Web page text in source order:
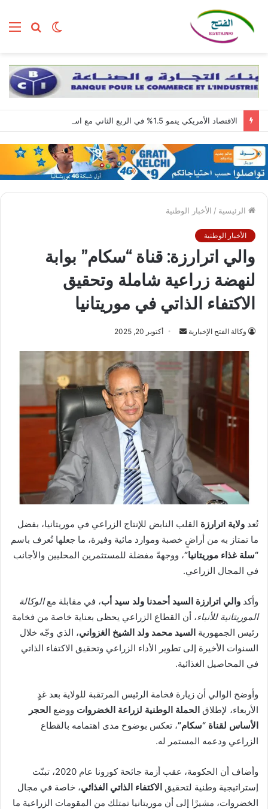
بحث الوضع
الرئيسية / الأخبار الوطنية
الأخبار الوطنية
والي اترارزة: قناة “سكام” بوابة
لنهضة زراعية شاملة وتحقيق
الاكتفاء الذاتي في موريتانيا
وكالة الفتح الإخبارية
أرسل
إلكترونيا
أكتوبر 20, 2025
تُعد ولاية اترارزة القلب النابض للإنتاج الزراعي في موريتانيا، بفضل
ما تمتاز به من أراضٍ خصبة وموارد مائية وفيرة، ما جعلها تُعرف باسم
“سلة غذاء موريتانيا”، ووجهةً مفضلة للمستثمرين المحليين والأجانب
في المجال الزراعي.
وأكد والي اترارزة السيد أحمدنا ولد سيد أب، في مقابلة معالوكالة
الموريتانية للأنباء، أن القطاع الزراعي يحظى بعناية خاصة من فخامة
رئيس الجمهورية السيد محمد ولد الشيخ الغزواني، الذي وجّه خلال
السنوات الأخيرة إلى تطوير الأداء الزراعي وتحقيق الاكتفاء الذاتي
في المحاصيل الغذائية.
وأوضح الوالي أن زيارة فخامة الرئيس المرتقبة للولاية بعد غدٍ
الأربعاء، لإطلاق الحملة الوطنية لزراعة الخضروات ووضع الحجر
الأساس لقناة “سكام”، تعكس بوضوح مدى اهتمامه بالقطاع
الزراعي ودعمه المستمر له.
وأضاف أن الحكومة، عقب أزمة جائحة كورونا عام 2020، تبنّت
إستراتيجية وطنية لتحقيق الاكتفاء الذاتي الغذائي، خاصة في مجال
الخضروات، مشيرًا إلى أن موريتانيا تمتلك من المقومات الزراعية ما